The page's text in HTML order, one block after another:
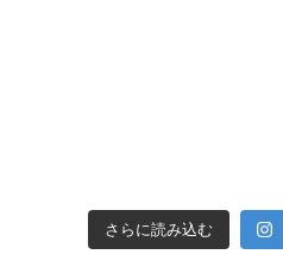
さらに読み込む